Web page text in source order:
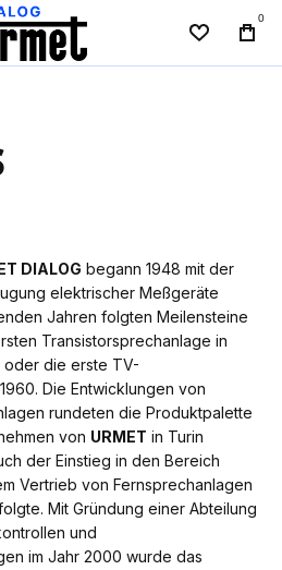
0
DIALOG begann 1948 mit der
elektrischer Meßgeräte
Jahren folgten Meilensteine
Transistorsprechanlage in
oder die erste TV-
Die Entwicklungen von
rundeten die Produktpalette
von URMET in Turin
der Einstieg in den Bereich
Vertrieb von Fernsprechanlagen
Mit Gründung einer Abteilung
und
im Jahr 2000 wurde das